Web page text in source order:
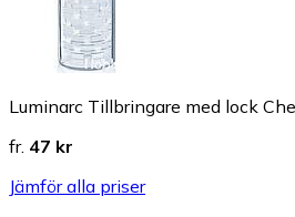
Luminarc Tillbringare med lock
fr. 47 kr
Jämför alla priser